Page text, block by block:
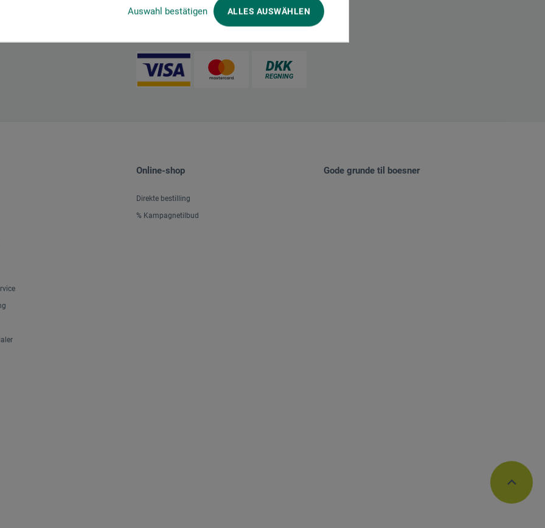
Auswahl bestätigen ALLES AUSWÄHLEN
Online-shop
Direkte bestilling
% Kampagnetilbud
Gode grunde til boesner